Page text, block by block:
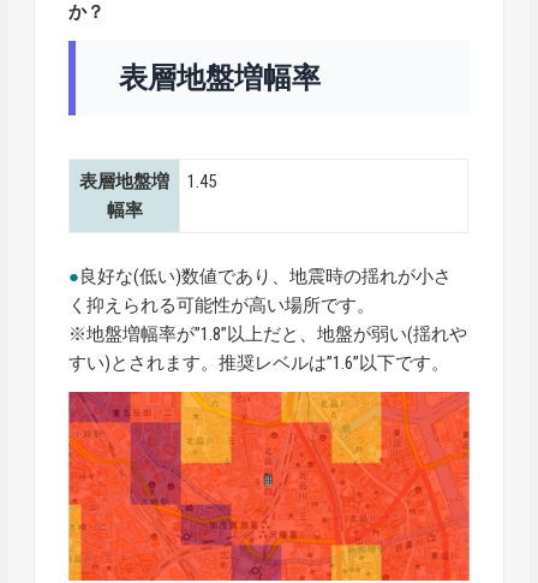
か？
表層地盤増幅率
表層地盤増
幅率
1.45
●良好な(低い)数値であり、地震時の揺れが小さ
く抑えられる可能性が高い場所です。
※地盤増幅率が”1.8”以上だと、地盤が弱い(揺れや
すい)とされます。推奨レベルは”1.6”以下です。